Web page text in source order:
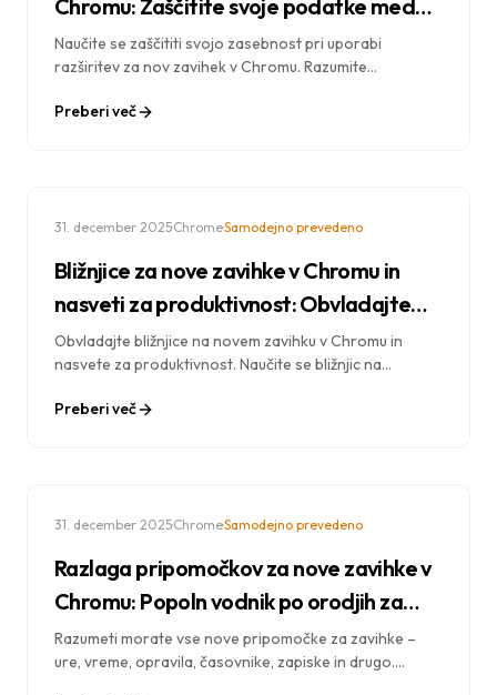
Chromu: Zaščitite svoje podatke med
prilagajanjem
Naučite se zaščititi svojo zasebnost pri uporabi
razširitev za nov zavihek v Chromu. Razumite
ki spoštujejo zasebnost.
Preberi več
31. december 2025·Chrome·Samodejno prevedeno
Bližnjice za nove zavihke v Chromu in
nasveti za produktivnost: Obvladajte
svoj brskalnik
Obvladajte bližnjice na novem zavihku v Chromu in
nasvete za produktivnost. Naučite se bližnjic na
strategij za izboljšanje učinkovitosti brskanja.
Preberi več
31. december 2025·Chrome·Samodejno prevedeno
Razlaga pripomočkov za nove zavihke v
Chromu: Popoln vodnik po orodjih za
produktivnost
Razumeti morate vse nove pripomočke za zavihke –
ure, vreme, opravila, časovnike, zapiske in drugo.